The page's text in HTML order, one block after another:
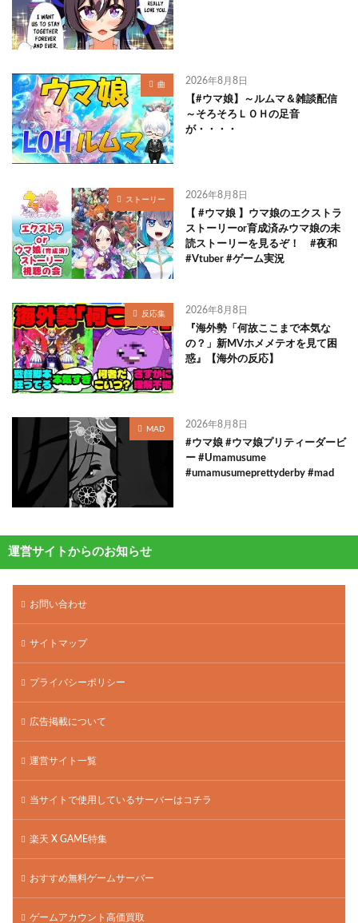
曲 2026年8月8日
【#ウマ娘】～ルムマ＆雑談配信
～そろそろＬＯＨの足音
が・・・・
ストーリー 2026年8月8日
【 #ウマ娘 】ウマ娘のエクストラ
ストーリーor育成済みウマ娘の未
読ストーリーを見るぞ！ #夜和
#Vtuber #ゲーム実況
反応集 2026年8月8日
『海外勢「何故ここまで本気な
の？」新MVホメメテオを見て困
惑』【海外の反応】
MAD 2026年8月8日
#ウマ娘 #ウマ娘プリティーダービ
ー #Umamusume
#umamusumeprettyderby #mad
運営サイトからのお知らせ
お問い合わせ
サイトマップ
プライバシーポリシー
広告掲載について
運営サイト一覧
当サイトで使用しているサーバーはコチラ
楽天 X GAME特集
おすすめ無料ゲームサーバー
ゲームアカウント高価買取